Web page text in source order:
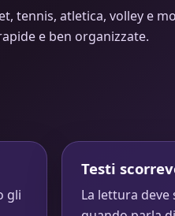
tennis, atletica, volley e
e ben organizzate.
gli
Testi
La lettura